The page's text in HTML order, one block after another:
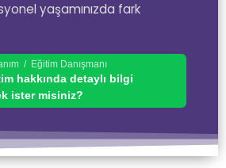
yaşamınızda fark
/ Eğitim Danışmanı
hakkında detaylı bilgi
ister misiniz?